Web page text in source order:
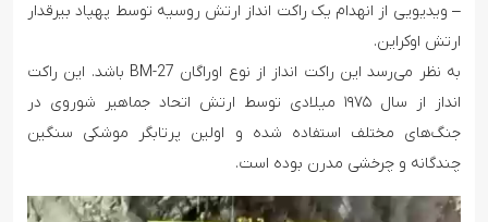
– ویدیویی از انهدام یک راکت انداز ارتش روسیه توسط پهپاد بیرقدار
ارتش اوکراین.
به نظر می‌رسد این راکت انداز از نوع اوراگان BM-27 باشد. این راکت
انداز از سال ۱۹۷۵ میلادی توسط ارتش اتحاد جماهیر شوروی در
جنگ‌های مختلف استفاده شده و اولین پرتابگر موشکی سنگین
چندگانه و چرخشی مدرن بوده است.